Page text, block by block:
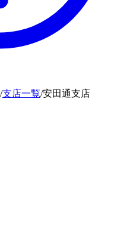
/支店一覧/安田通支店